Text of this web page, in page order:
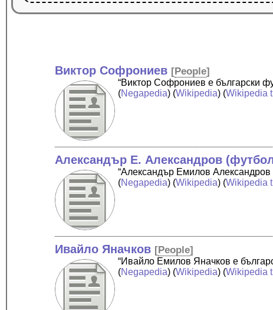
Виктор Софрониев [People]
“Виктор Софрониев е български
(Negapedia) (Wikipedia) (Wikipedia
Александър Е. Александров
“Александър Емилов Александров
(Negapedia) (Wikipedia) (Wikipedia
Ивайло Яначков [People]
“Ивайло Емилов Яначков е
(Negapedia) (Wikipedia) (Wikipedia